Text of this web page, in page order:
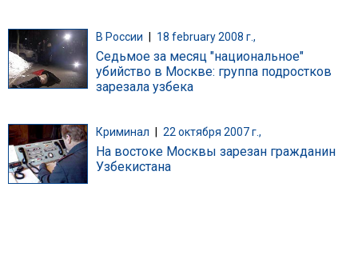
В России 18 february 2008 г.,
Седьмое за месяц "национальное"
убийство в Москве: группа подростков
зарезала узбека
Криминал 22 октября 2007 г.,
На востоке Москвы зарезан гражданин
Узбекистана